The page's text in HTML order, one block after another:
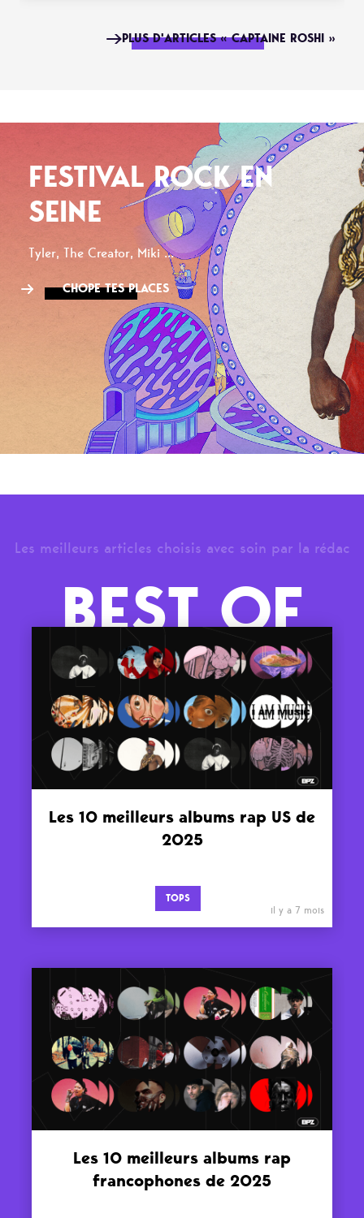
PLUS D'ARTICLES « CAPTAINE ROSHI »
FESTIVAL ROCK EN
SEINE
Tyler, The Creator, Miki ...
CHOPE TES PLACES
Les meilleurs articles choisis avec soin par la rédac
BEST OF
Les 10 meilleurs albums rap US de
2025
TOPS
il y a 7 mois
Les 10 meilleurs albums rap
francophones de 2025